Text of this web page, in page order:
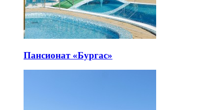
Пансионат «Бургас»